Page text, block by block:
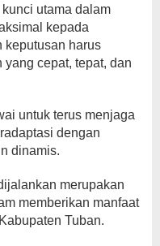
utama dalam
kepada
keputusan harus
cepat, tepat, dan
untuk terus menjaga
dengan
dinamis.
merupakan
memberikan manfaat
Tuban.